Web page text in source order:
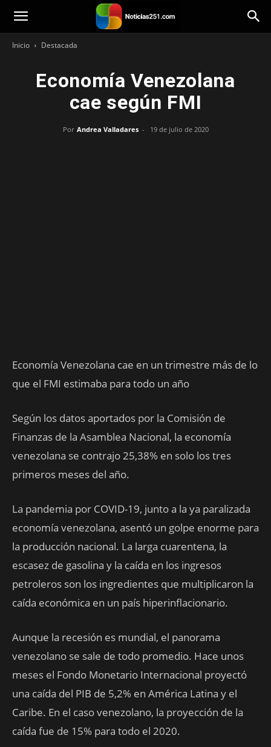
Noticias251
Inicio Destacada
Economía Venezolana
cae según FMI
Por Andrea Valladares - 19 de julio de 2020
Economía Venezolana cae en un trimestre más de lo
que el FMI estimaba para todo un año
Según los datos aportados por la Comisión de
Finanzas de la Asamblea Nacional, la economía
venezolana se contrajo 25,38% en solo los tres
primeros meses del año.
La pandemia por COVID-19, junto a la ya paralizada
economía venezolana, asentó un golpe enorme para
la producción nacional. La larga cuarentena, la
escasez de gasolina y la caída en los ingresos
petroleros son los ingredientes que multiplicaron la
caída económica en un país hiperinflacionario.
Aunque la recesión es mundial, el panorama
venezolano se sale de todo promedio. Hace unos
meses el Fondo Monetario Internacional proyectó
una caída del PIB de 5,2% en América Latina y el
Caribe. En el caso venezolano, la proyección de la
caída fue de 15% para todo el 2020.